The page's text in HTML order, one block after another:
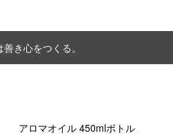
き心をつくる。
アロマオイル 450mlボトル